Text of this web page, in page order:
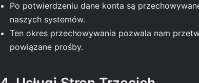
Po potwierdzeniu dane konta są
naszych systemów.
Ten okres przechowywania pozwala nam
powiązane prośby.